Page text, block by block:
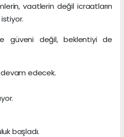
vaatlerin değil icraatların
güveni değil, beklentiyi de
devam edecek.
başladı.